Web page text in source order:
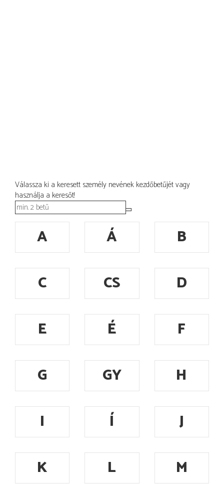
Válassza ki a keresett személy nevének kezdőbetűjét vagy
használja a keresőt!
A Á
B
C
CS
D
E
É
F
G
GY
H
I
Í
J
K
L M